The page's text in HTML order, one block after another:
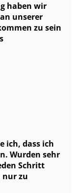
haben wir
unserer
zu sein
ich, dass ich
Wurden sehr
Schritt
zu